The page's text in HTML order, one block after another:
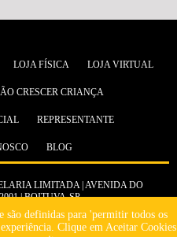
LOJA FÍSICA LOJA VIRTUAL
CRESCER CRIANÇA
REPRESENTANTE
BLOG
LIMITADA | AVENIDA DO
| BOITUVA-SP
| CREA-SP 2437943 | CETESB 219-
8187334
são definidas para 'permitir todos os
Clique em Aceitar Cookies